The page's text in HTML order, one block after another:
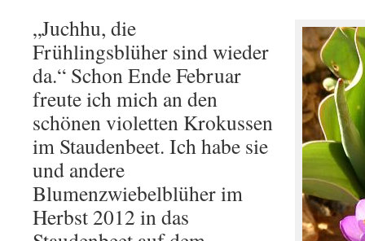
„Juchhu, die
Frühlingsblüher sind wieder
da.“ Schon Ende Februar
freute ich mich an den
schönen violetten Krokussen
im Staudenbeet. Ich habe sie
und andere
Blumenzwiebelblüher im
Herbst 2012 in das